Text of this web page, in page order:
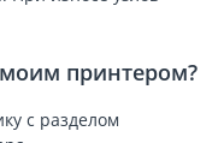
принтером?
с разделом